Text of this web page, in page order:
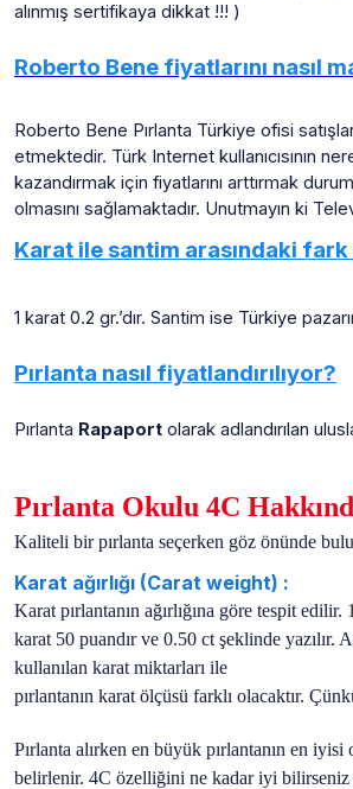
alınmış sertifikaya dikkat !!! )
Roberto Bene fiyatlarını nasıl
Roberto Bene Pırlanta Türkiye ofisi
etmektedir. Türk Internet kullanıcısının
kazandırmak için fiyatlarını arttırmak
olmasını sağlamaktadır. Unutmayın ki
Karat ile santim arasındaki
1 karat 0.2 gr.’dır. Santim ise Türkiye
Pırlanta nasıl fiyatlandırılıyor?
Pırlanta Rapaport olarak adlandırılan
Pırlanta Okulu 4C
Kaliteli bir pırlanta seçerken göz önünde
Karat ağırlığı (Carat weight) :
Karat pırlantanın ağırlığına göre tespit
karat 50 puandır ve 0.50 ct şeklinde yazılır.
kullanılan karat miktarları ile
pırlantanın karat ölçüsü farklı olacaktır.
Pırlanta alırken en büyük pırlantanın en
belirlenir. 4C özelliğini ne kadar iyi bilirseniz